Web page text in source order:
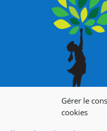
Gérer le
cookies